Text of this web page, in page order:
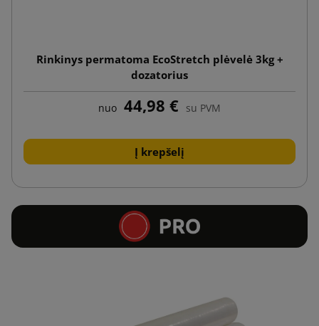
Rinkinys permatoma EcoStretch plėvelė 3kg +
dozatorius
nuo 44,98 € su PVM
Į krepšelį